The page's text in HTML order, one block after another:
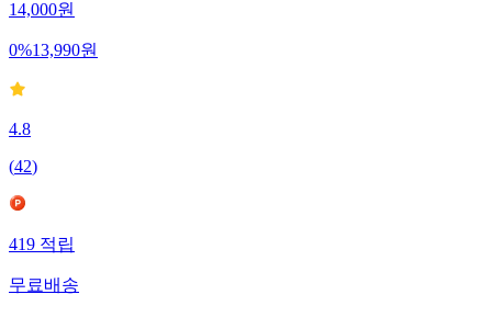
14,000원
0%13,990원
4.8
(42)
419적립
무료배송